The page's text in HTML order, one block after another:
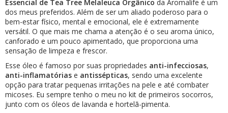
Essencial de Tea Tree Melaleuca Orgânico da Aromalife é um
dos meus preferidos. Além de ser um aliado poderoso para o
bem-estar físico, mental e emocional, ele é extremamente
versátil. O que mais me chama a atenção é o seu aroma único,
canforado e um pouco apimentado, que proporciona uma
sensação de limpeza e frescor.
Esse óleo é famoso por suas propriedades anti-infecciosas,
anti-inflamatórias e antissépticas, sendo uma excelente
opção para tratar pequenas irritações na pele e até combater
micoses. Eu sempre tenho o meu no kit de primeiros socorros,
junto com os óleos de lavanda e hortelã-pimenta.